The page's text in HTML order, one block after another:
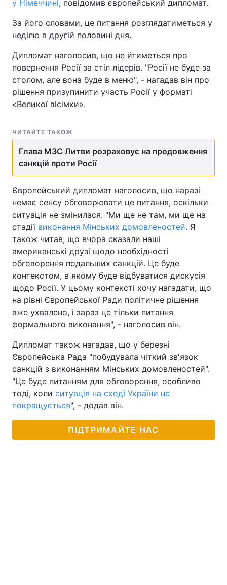
у Німеччині, повідомив європейський дипломат.
За його словами, це питання розглядатиметься у
неділю в другій половині дня.
Дипломат наголосив, що не йтиметься про
повернення Росії за стіл лідерів. "Росії не буде за
столом, але вона буде в меню", - нагадав він про
рішення призупинити участь Росії у форматі
«Великої вісімки».
ЧИТАЙТЕ ТАКОЖ
Глава МЗС Литви розраховує на продовження
санкцій проти Росії
Європейський дипломат наголосив, що наразі
немає сенсу обговорювати це питання, оскільки
ситуація не змінилася. "Ми ще не там, ми ще на
стадії виконання Мінських домовленостей. Я
також читав, що вчора сказали наші
американські друзі щодо необхідності
обговорення подальших санкцій. Це буде
контекстом, в якому буде відбуватися дискусія
щодо Росії. У цьому контексті хочу нагадати, що
на рівні Європейської Ради політичне рішення
вже ухвалено, і зараз це тільки питання
формального виконання", - наголосив він.
Дипломат також нагадав, що у березні
Європейська Рада "побудувала чіткий зв'язок
санкцій з виконанням Мінських домовленостей".
"Це буде питанням для обговорення, особливо
тоді, коли ситуація на сході України не
покращується", - додав він.
ПІДТРИМАЙТЕ НАС